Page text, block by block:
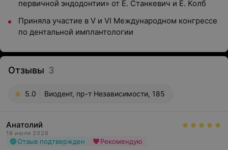
первичной эндодонтии» от Е. Станкевич и Е. Колб
Приняла участие в V и VI Международном конгрессе
по дентальной имплантологии
Отзывы 3
5.0 Виодент, пр-т Независимости, 185
Анатолий
19 июля 2026
Отзыв подтвержден Рекомендую